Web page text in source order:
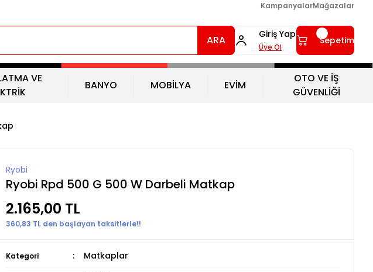
KampanyalarMağazalar
ARA Giriş Yap
Üye Ol
Sepetim
VE
BANYO MOBİLYA EVİM
OTO VE İŞ
GÜVENLİĞİ
Ryobi
Ryobi Rpd 500 G 500 W Darbeli Matkap
2.165,00 TL
360,83 TL den başlayan taksitlerle!!
Kategori Matkaplar